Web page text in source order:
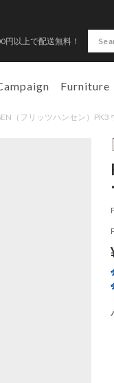
円以上で配送無料！
Furniture
（フリッツハンセン）